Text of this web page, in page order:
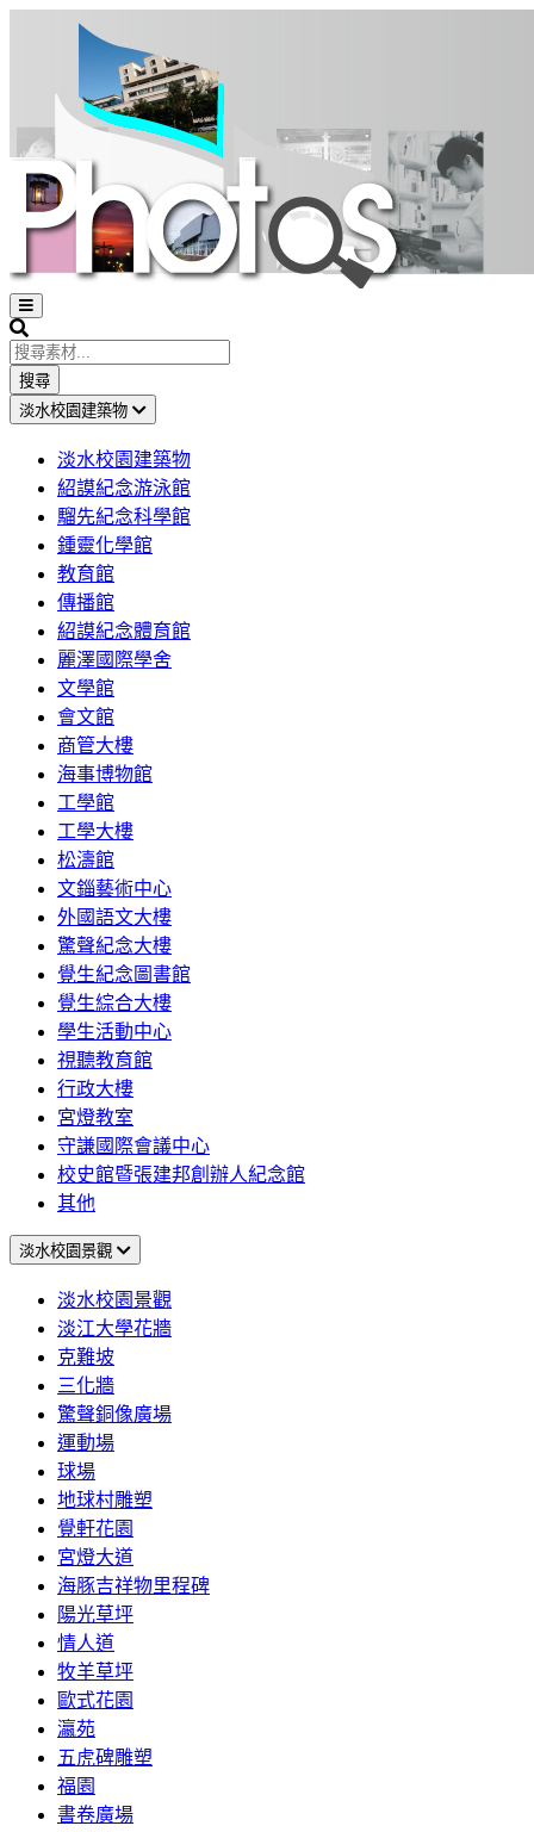
Open
sidebar
Search
搜尋
淡水校園建築物
淡水校園建築物
紹謨紀念游泳館
騮先紀念科學館
鍾靈化學館
教育館
傳播館
紹謨紀念體育館
麗澤國際學舍
文學館
會文館
商管大樓
海事博物館
工學館
工學大樓
松濤館
文錙藝術中心
外國語文大樓
驚聲紀念大樓
覺生紀念圖書館
覺生綜合大樓
學生活動中心
視聽教育館
行政大樓
宮燈教室
守謙國際會議中心
校史館暨張建邦創辦人紀念館
其他
淡水校園景觀
淡水校園景觀
淡江大學花牆
克難坡
三化牆
驚聲銅像廣場
運動場
球場
地球村雕塑
覺軒花園
宮燈大道
海豚吉祥物里程碑
陽光草坪
情人道
牧羊草坪
歐式花園
瀛苑
五虎碑雕塑
福園
書卷廣場